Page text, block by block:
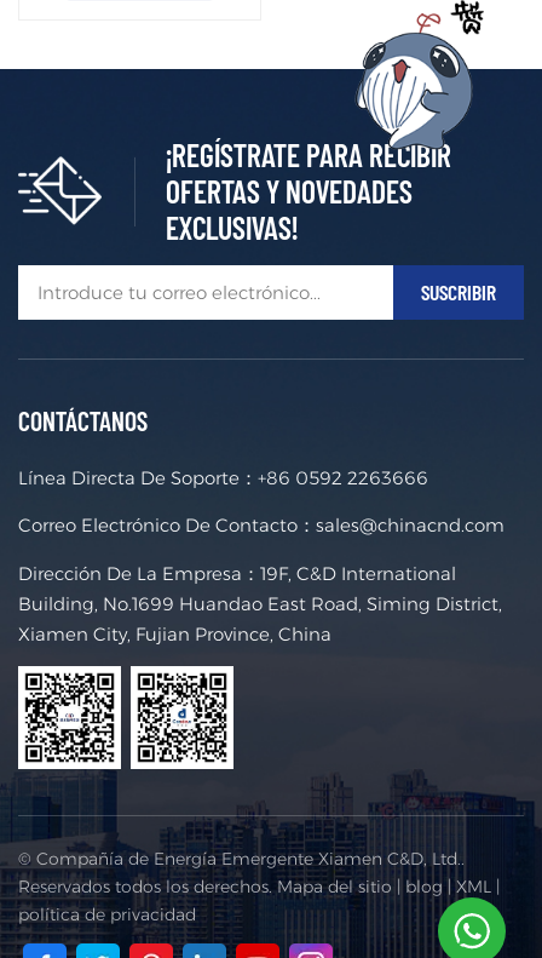
¡REGÍSTRATE PARA RECIBIR
OFERTAS Y NOVEDADES
EXCLUSIVAS!
CONTÁCTANOS
Línea Directa De Soporte： +86 0592 2263666
Correo Electrónico De Contacto： sales@chinacnd.com
Dirección De La Empresa：19F, C&D International
Building, No.1699 Huandao East Road, Siming District,
Xiamen City, Fujian Province, China
© Compañía de Energía Emergente Xiamen C&D, Ltd..
Reservados todos los derechos. Mapa del sitio | blog | XML |
política de privacidad